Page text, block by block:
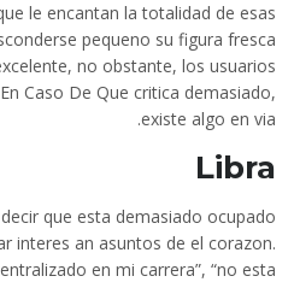
le encantan la totalidad de esas
pequeno su figura fresca
no obstante, los usuarios
Caso De Que critica demasiado,
existe algo en vi­a.
Libra
que esta demasiado ocupado
interes an asuntos de el corazon.
en mi carrera”, “no esta